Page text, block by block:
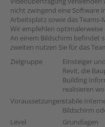
nicht zwingend eine Software
Arbeitsplatz sowie das
Wir empfehlen
An einem Bildschirm befindet
zweiten nutzen Sie für das
Zielgruppe
Einsteiger
Revit, die
Building
realisieren
Voraussetzungenstabile
Bildschirm
Level
Grundlagen